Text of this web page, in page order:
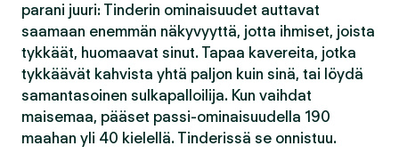
parani juuri: Tinderin ominaisuudet auttavat
saamaan enemmän näkyvyyttä, jotta ihmiset, joista
tykkäät, huomaavat sinut. Tapaa kavereita, jotka
tykkäävät kahvista yhtä paljon kuin sinä, tai löydä
samantasoinen sulkapalloilija. Kun vaihdat
maisemaa, pääset passi-ominaisuudella 190
maahan yli 40 kielellä. Tinderissä se onnistuu.